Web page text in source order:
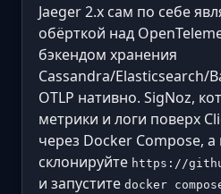
Jaeger 2.x сам по себе
обёрткой над
бэкендом хранения
Cassandra/Elasticsearch/
OTLP нативно. SigNoz,
метрики и логи поверх
через Docker Compose,
склонируйте https://
и запустите docker